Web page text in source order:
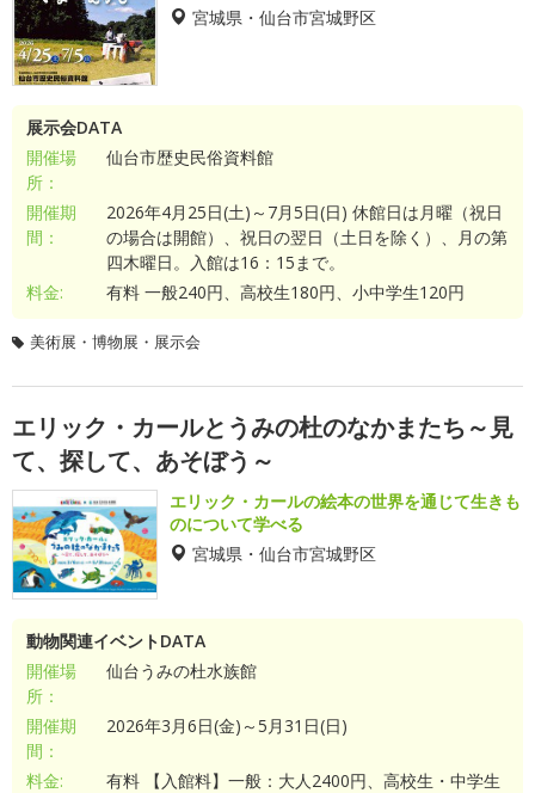
宮城県・仙台市宮城野区
展示会DATA
開催場
所：
仙台市歴史民俗資料館
開催期
間：
2026年4月25日(土)～7月5日(日) 休館日は月曜（祝日
の場合は開館）、祝日の翌日（土日を除く）、月の第
四木曜日。入館は16：15まで。
料金:
有料 一般240円、高校生180円、小中学生120円
美術展・博物展・展示会
エリック・カールとうみの杜のなかまたち～見
て、探して、あそぼう～
エリック・カールの絵本の世界を通じて生きも
のについて学べる
宮城県・仙台市宮城野区
動物関連イベントDATA
開催場
所：
仙台うみの杜水族館
開催期
間：
2026年3月6日(金)～5月31日(日)
料金:
有料 【入館料】一般：大人2400円、高校生・中学生